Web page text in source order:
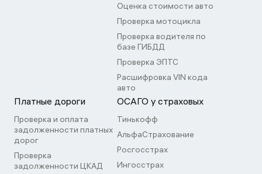
Оценка стоимости авто
Проверка мотоцикла
Проверка водителя по
базе ГИБДД
Проверка ЭПТС
Расшифровка VIN кода
авто
Платные дороги
Проверка и оплата
задолженности платных
дорог
Проверка
задолженности ЦКАД
ОСАГО у страховых
Тинькофф
АльфаСтрахование
Росгосстрах
Ингосстрах